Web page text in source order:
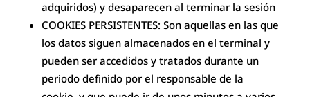
adquiridos) y desaparecen al terminar la sesión
COOKIES PERSISTENTES: Son aquellas en las que
los datos siguen almacenados en el terminal y
pueden ser accedidos y tratados durante un
periodo definido por el responsable de la